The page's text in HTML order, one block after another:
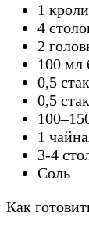
1
4
2
100 мл
0,5
0,5
1
3-4
Соль
Как